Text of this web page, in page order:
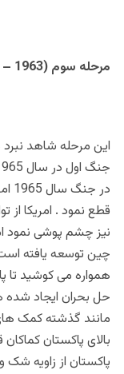
مرحله سوم (1963 – 1971 ) :
این مرحله شاهد
قطع نمود . امریکا از
نیز چشم پوشی نمود
چین توسعه یافته است
همواره می کوشید تا
مانند گذشته کمک
بالای پاکستان
پاکستان از زاویه شک